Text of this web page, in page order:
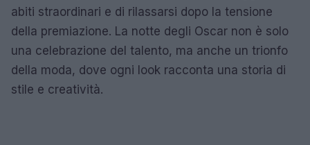
abiti straordinari e di rilassarsi dopo la tensione
della premiazione. La notte degli Oscar non è solo
una celebrazione del talento, ma anche un trionfo
della moda, dove ogni look racconta una storia di
stile e creatività.